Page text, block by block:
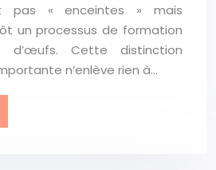
pas « enceintes » mais
un processus de formation
Cette distinction
n’enlève rien à…